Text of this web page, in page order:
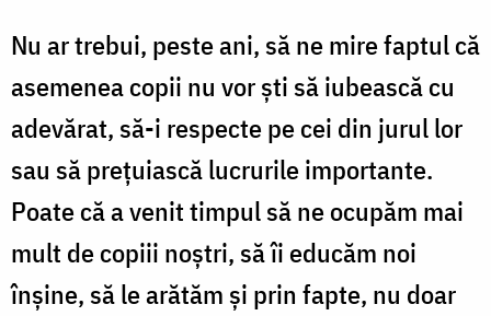
Nu ar trebui, peste ani, să ne mire faptul că
asemenea copii nu vor ști să iubească cu
adevărat, să-i respecte pe cei din jurul lor
sau să prețuiască lucrurile importante.
Poate că a venit timpul să ne ocupăm mai
mult de copiii noștri, să îi educăm noi
înșine, să le arătăm și prin fapte, nu doar